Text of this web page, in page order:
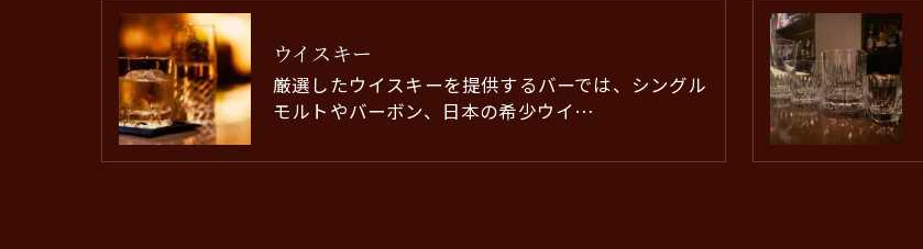
ウイスキー
厳選したウイスキーを提供するバーでは、シングル
モルトやバーボン、日本の希少ウイ…